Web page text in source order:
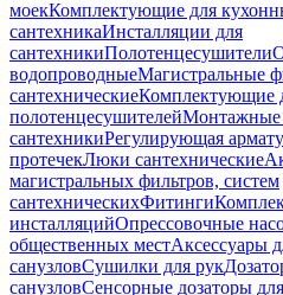
моекКомплектующие для
сантехникаИнсталляции для
сантехникиПолотенцесушители
водопроводныеМагистральные
сантехническиеКомплектующие
полотенцесушителейМонтажные
сантехникиРегулирующая
протечекЛюки сантехнические
магистральных фильтров, систем
сантехническихФитинги
инсталляцийОпрессовочные
общественных местАксессуары
санузловСушилки для рук
санузловСенсорные дозаторы